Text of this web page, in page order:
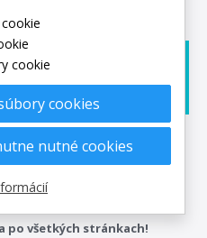
Dárek zadarmo
podľa
po všetkých stránkach!
cookie
cookies
nutné cookies